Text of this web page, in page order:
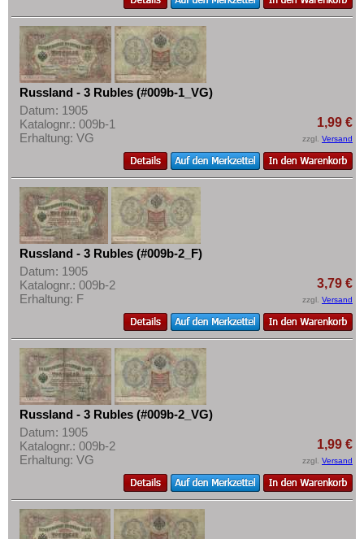
Spanien
Spitzbergen
Tatarstan
Transnistrien
Tschechische Republik
Tschechoslowakei
Ukraine
Ungarn
Vatikan
Weissrussland
Zypern
Zahlungsbedingungen
Privatsphäre und Datenschutz
Widerrufsbelehrung
Liefer- und Versandkosten
AGB
Impressum
Russland - 3 Rubles (#009b-1_VG)
Datum: 1905
Katalognr.: 009b-1
Erhaltung: VG
1,99 €
zzgl. Versand
Russland - 3 Rubles (#009b-2_F)
Datum: 1905
Katalognr.: 009b-2
Erhaltung: F
3,79 €
zzgl. Versand
Russland - 3 Rubles (#009b-2_VG)
Datum: 1905
Katalognr.: 009b-2
Erhaltung: VG
1,99 €
zzgl. Versand